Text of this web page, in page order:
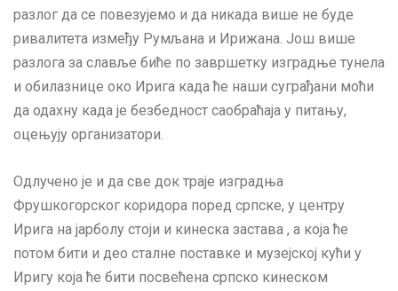
разлог да се повезујемо и да никада више не буде
ривалитета између Румљана и Ирижана. Још више
разлога за славље биће по завршетку изградње тунела
и обилазнице око Ирига када ће наши суграђани моћи
да одахну када је безбедност саобраћаја у питању,
оцењују организатори.
Одлучено је и да све док траје изградња
Фрушкогорског коридора поред српске, у центру
Ирига на јарболу стоји и кинеска застава , а која ће
потом бити и део сталне поставке и музејској кући у
Иригу која ће бити посвећена српско кинеском